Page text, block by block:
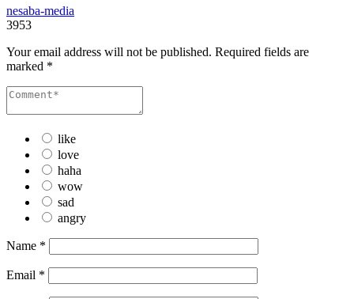
nesaba-media
3953
Your email address will not be published. Required fields are
marked *
like
love
haha
wow
sad
angry
Name *
Email *